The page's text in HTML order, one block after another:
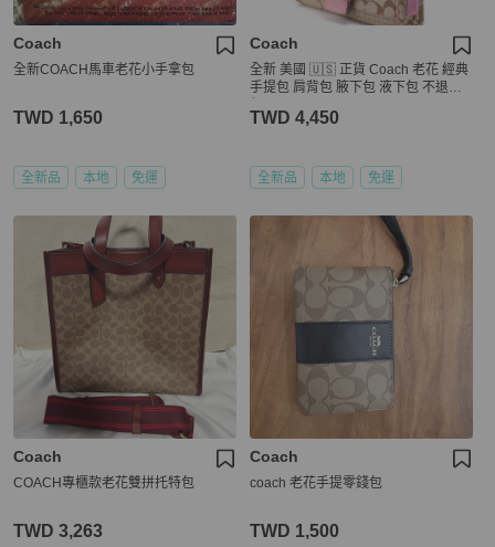
Coach
全新COACH馬車老花小手拿包
TWD 1,650
全新品 本地 免運
Coach
全新 美國 🇺🇸 正貨 Coach 老花 經典
手提包 肩背包 腋下包 液下包 不退流
TWD 4,450
全新品 本地 免運
Coach
COACH專櫃款老花雙拼托特包
TWD 3,263
Coach
coach 老花手提零錢包
TWD 1,500